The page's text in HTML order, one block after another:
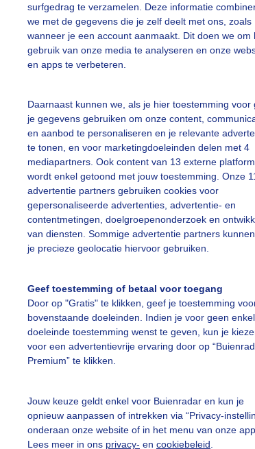
surfgedrag te verzamelen. Deze informatie
we met de gegevens die je zelf deelt met ons, zoals
wanneer je een account aanmaakt. Dit doen we om
gebruik van onze media te analyseren en onze
en apps te verbeteren.
Daarnaast kunnen we, als je hier toestemming voor
je gegevens gebruiken om onze content,
en aanbod te personaliseren en je relevante
te tonen, en voor marketingdoeleinden delen met 4
mediapartners. Ook content van 13 externe
wordt enkel getoond met jouw toestemming. Onze
advertentie partners gebruiken cookies voor
gepersonaliseerde advertenties, advertentie- en
contentmetingen, doelgroepenonderzoek en
van diensten. Sommige advertentie partners
je precieze geolocatie hiervoor gebruiken.
Geef toestemming of betaal voor toegang
Door op "Gratis" te klikken, geef je toestemming
bovenstaande doeleinden. Indien je voor geen enkel
doeleinde toestemming wenst te geven, kun je
voor een advertentievrije ervaring door op
Premium” te klikken.
Jouw keuze geldt enkel voor Buienradar en kun je
opnieuw aanpassen of intrekken via “Privacy-
onderaan onze website of in het menu van onze app.
Lees meer in ons privacy- en cookiebeleid
aan het einde van de middag rond 17
Corinne de Kroon Gemaakt: 06-09-2025, 33x
Zon
slideshow
Een
vragen
De Bilt